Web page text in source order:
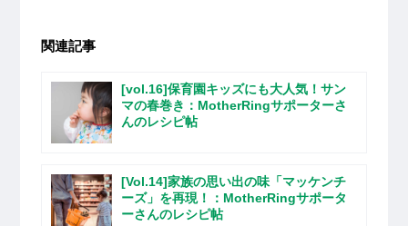
関連記事
[vol.16]保育園キッズにも大人気！サン
マの春巻き：MotherRingサポーターさ
んのレシピ帖
[Vol.14]家族の思い出の味「マッケンチ
ーズ」を再現！：MotherRingサポータ
ーさんのレシピ帖